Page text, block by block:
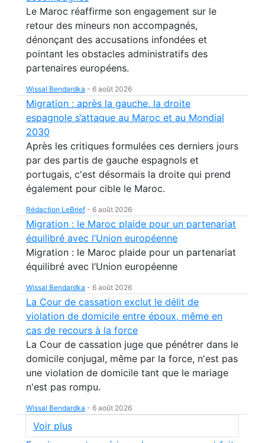
Le Maroc réaffirme son engagement sur le
retour des mineurs non accompagnés,
dénonçant des accusations infondées et
pointant les obstacles administratifs des
partenaires européens.
Wissal Bendardka - 6 août 2026
Migration : après la gauche, la droite
espagnole s’attaque au Maroc et au Mondial
2030
Après les critiques formulées ces derniers jours
par des partis de gauche espagnols et
portugais, c'est désormais la droite qui prend
également pour cible le Maroc.
Rédaction LeBrief - 6 août 2026
Migration : le Maroc plaide pour un partenariat
équilibré avec l’Union européenne
Migration : le Maroc plaide pour un partenariat
équilibré avec l’Union européenne
Wissal Bendardka - 6 août 2026
La Cour de cassation exclut le délit de
violation de domicile entre époux, même en
cas de recours à la force
La Cour de cassation juge que pénétrer dans le
domicile conjugal, même par la force, n'est pas
une violation de domicile tant que le mariage
n'est pas rompu.
Wissal Bendardka - 6 août 2026
Voir plus